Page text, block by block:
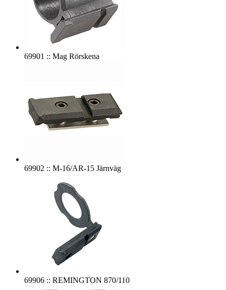
69901 :: Mag Rörskena
69902 :: M-16/AR-15 Järnväg
69906 :: REMINGTON 870/110